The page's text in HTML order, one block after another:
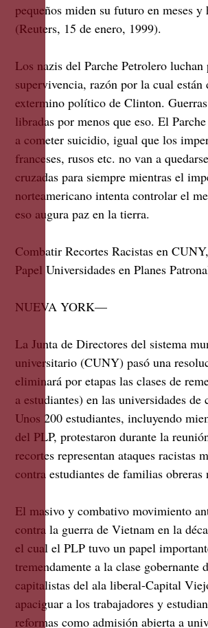
pequeños miden su futuro en meses
(Reuters, 15 de enero, 1999).
Los nazis del Parche Petrolero luchan
supervivencia, razón por la cual están
extermino político de Clinton.
libradas por menos que eso. El
a cometer suicidio, igual que los
franceses, rusos etc. no van a
cruzadas para siempre mientras el
norteamericano intenta controlar el
eso augura paz en la tierra.
Combatir Recortes Racistas en
Papel Universidades en Planes
NUEVA YORK—
La Junta de Directores del sistema
universitario (CUNY) pasó una
eliminará por etapas las clases de
a estudiantes) en las universidades de
Unos 200 estudiantes, incluyendo
del PLP, protestaron durante la
recortes representan ataques racistas
contra estudiantes de familias obreras
El masivo y combativo movimiento
contra la guerra de Vietnam en la
el cual el PLP tuvo un papel
tremendamente a la clase gobernante
capitalistas del ala liberal-Capital
apaciguar a los trabajadores y
reformas como admisión abierta a